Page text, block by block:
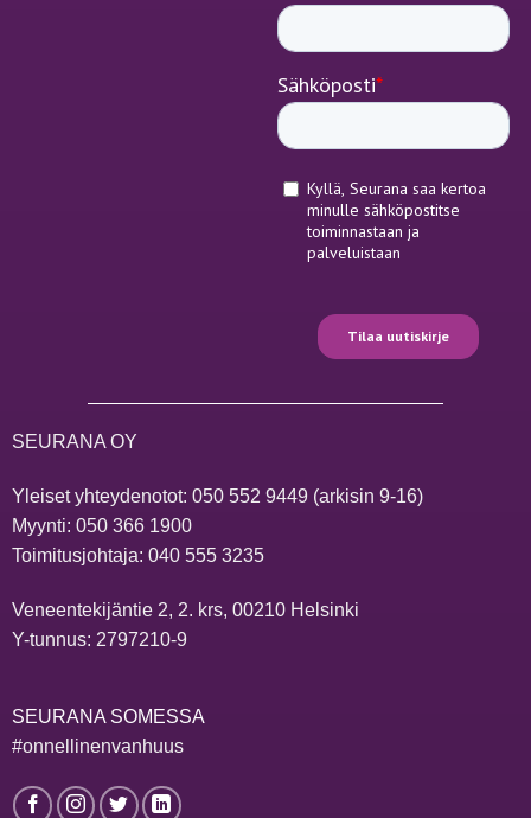
SEURANA OY
Yleiset yhteydenotot: 050 552 9449(arkisin 9-16)
Myynti: 050 366 1900
Toimitusjohtaja: 040 555 3235
Veneentekijäntie 2, 2. krs, 00210 Helsinki
Y-tunnus: 2797210-9
SEURANA SOMESSA
#onnellinenvanhuus